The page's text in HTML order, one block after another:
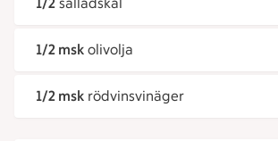
1/2 msk olivolja
1/2 msk rödvinsvinäger